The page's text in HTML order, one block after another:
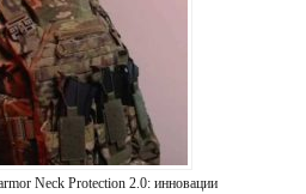
Neck Protection 2.0: инновации